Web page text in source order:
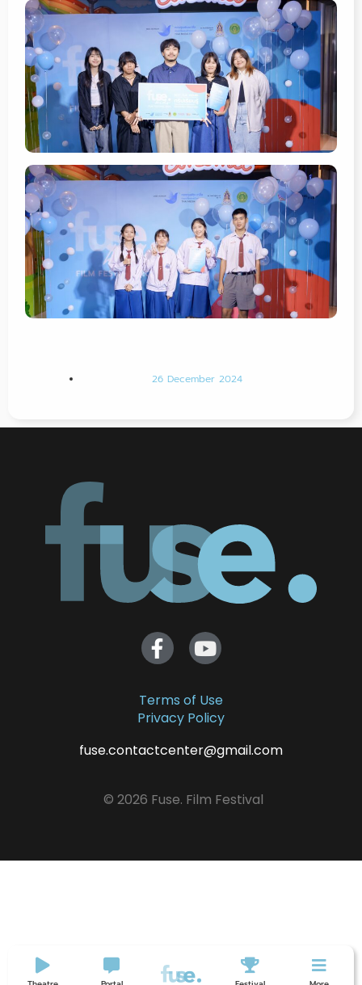
26 December 2024
Terms of Use
Privacy Policy
fuse.contactcenter@gmail.com
© 2026 Fuse. Film Festival